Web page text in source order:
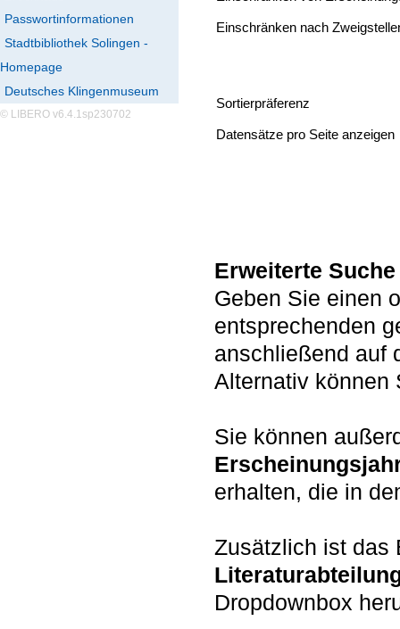
Passwortinformationen
Stadtbibliothek Solingen -
Homepage
Deutsches Klingenmuseum
© LIBERO v6.4.1sp230702
Datensätze pro Seite anzeigen
Einschränken nach
Sortierpräferenz
Erweiterte Suche
Geben Sie einen
entsprechenden
anschließend auf
Alternativ können
Sie können
erhalten, die in
Zusätzlich ist
Dropdownbox